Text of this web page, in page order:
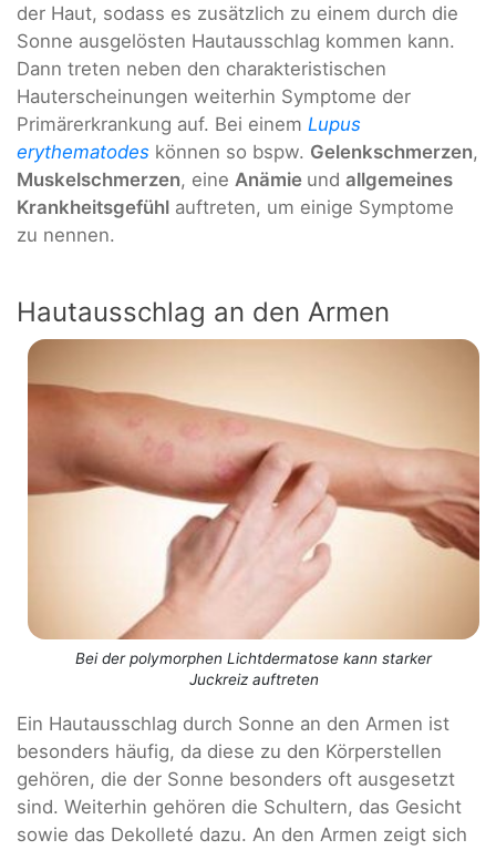
der Haut, sodass es zusätzlich zu einem durch die
Sonne ausgelösten Hautausschlag kommen kann.
Dann treten neben den charakteristischen
Hauterscheinungen weiterhin Symptome der
Primärerkrankung auf. Bei einem Lupus
erythematodes können so bspw. Gelenkschmerzen,
Muskelschmerzen, eine Anämie und allgemeines
Krankheitsgefühl auftreten, um einige Symptome
zu nennen.
Hautausschlag an den Armen
Bei der polymorphen Lichtdermatose kann starker
Juckreiz auftreten
Ein Hautausschlag durch Sonne an den Armen ist
besonders häufig, da diese zu den Körperstellen
gehören, die der Sonne besonders oft ausgesetzt
sind. Weiterhin gehören die Schultern, das Gesicht
sowie das Dekolleté dazu. An den Armen zeigt sich